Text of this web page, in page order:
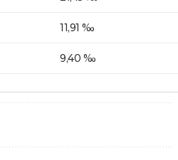
11,91 ‰
9,40 ‰